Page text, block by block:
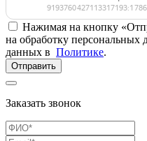
Нажимая на кнопку
на обработку персональных
данных в Политике.
Отправить
Заказать звонок